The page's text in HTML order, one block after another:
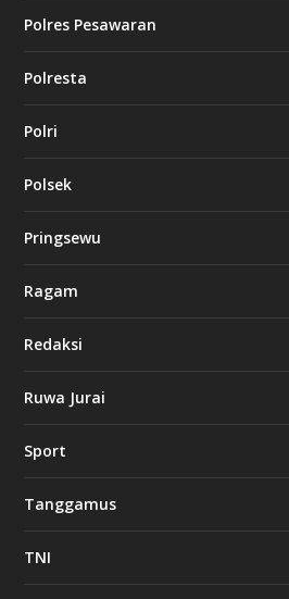
Polres Pesawaran
Polresta
Polri
Polsek
Pringsewu
Ragam
Redaksi
Ruwa Jurai
Sport
Tanggamus
TNI